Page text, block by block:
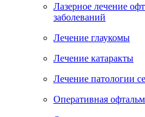
Лазерное лечение
заболеваний
Лечение глаукомы
Лечение катаракты
Лечение патологии
Оперативная